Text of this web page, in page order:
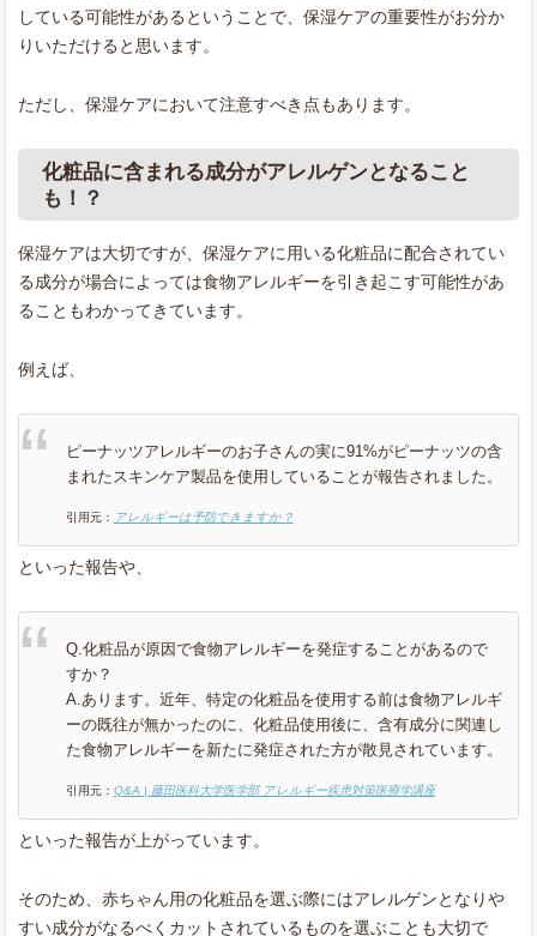
している可能性があるということで、保湿ケアの重要性がお分か
りいただけると思います。
ただし、保湿ケアにおいて注意すべき点もあります。
化粧品に含まれる成分がアレルゲンとなること
も！？
保湿ケアは大切ですが、保湿ケアに用いる化粧品に配合されてい
る成分が場合によっては食物アレルギーを引き起こす可能性があ
ることもわかってきています。
例えば、
ピーナッツアレルギーのお子さんの実に91%がピーナッツの含
まれたスキンケア製品を使用していることが報告されました。
引用元： アレルギーは予防できますか？
といった報告や、
Q.化粧品が原因で食物アレルギーを発症することがあるので
すか？
A.あります。近年、特定の化粧品を使用する前は食物アレルギ
ーの既往が無かったのに、化粧品使用後に、含有成分に関連し
た食物アレルギーを新たに発症された方が散見されています。
引用元： Q&A | 藤田医科大学医学部 アレルギー疾患対策医療学講座
といった報告が上がっています。
そのため、赤ちゃん用の化粧品を選ぶ際にはアレルゲンとなりや
すい成分がなるべくカットされているものを選ぶことも大切で